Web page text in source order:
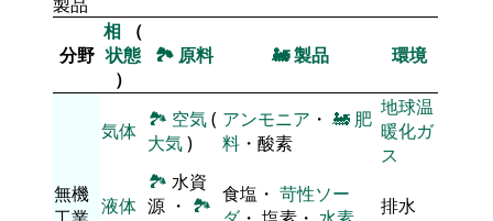
分野
相
（
状態
）
🏞 原料 🚂製品 環境
無機
気体 🏞 空気(
大気)
アンモニア ・ 🚂 肥
料 ・酸素
地球温
暖化ガ
ス
液体
🏞 水資
源 ・ 🏞 食塩・ 苛性ソー
排水